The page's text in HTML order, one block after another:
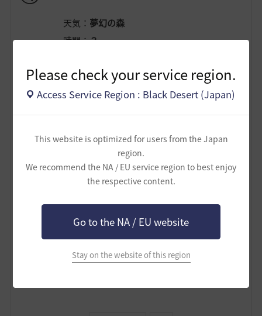
Please check your service region.
Access Service Region : Black Desert (Japan)
This website is optimized for users from the Japan
region.
We recommend the NA / EU service region to best enjoy
the respective content.
Go to the NA / EU website
Stay on the website of this region
天気： 夢幻の森
時間：３
コントラスト：８０
ガンマ：１０